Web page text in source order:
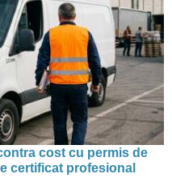
cost cu permis de
certificat profesional